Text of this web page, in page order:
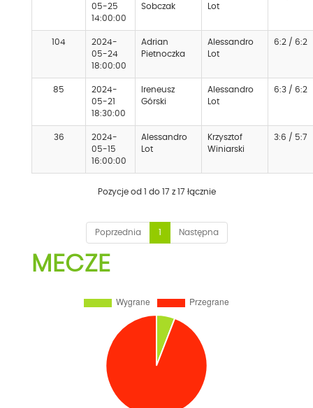
05-25
14:00:00
Sobczak
Lot
104
2024-
05-24
18:00:00
Adrian
Pietnoczka
Alessandro
Lot
6:2 / 6:2
85
2024-
05-21
18:30:00
Ireneusz
Górski
Alessandro
Lot
6:3 / 6:2
36
2024-
05-15
16:00:00
Alessandro
Lot
Krzysztof
Winiarski
3:6 / 5:7
Pozycje od 1 do 17 z 17 łącznie
Poprzednia 1 Następna
MECZE